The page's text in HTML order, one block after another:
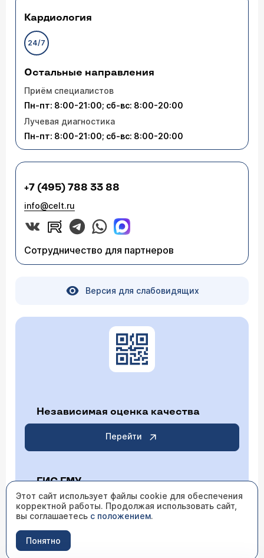
Кардиология
24/7
Остальные направления
Приём специалистов
Пн-пт: 8:00-21:00; сб-вс: 8:00-20:00
Лучевая диагностика
Пн-пт: 8:00-21:00; сб-вс: 8:00-20:00
+7 (495) 788 33 88
info@celt.ru
Сотрудничество для партнеров
Версия для слабовидящих
Независимая оценка качества
Перейти
ГИС ГМУ
Перейти
ИМЕЮТСЯ ПРОТИВОПОКАЗАНИЯ НЕОБХОДИМО
Этот сайт использует файлы cookie для обеспечения
корректной работы. Продолжая использовать сайт,
вы соглашаетесь с положением.
Понятно